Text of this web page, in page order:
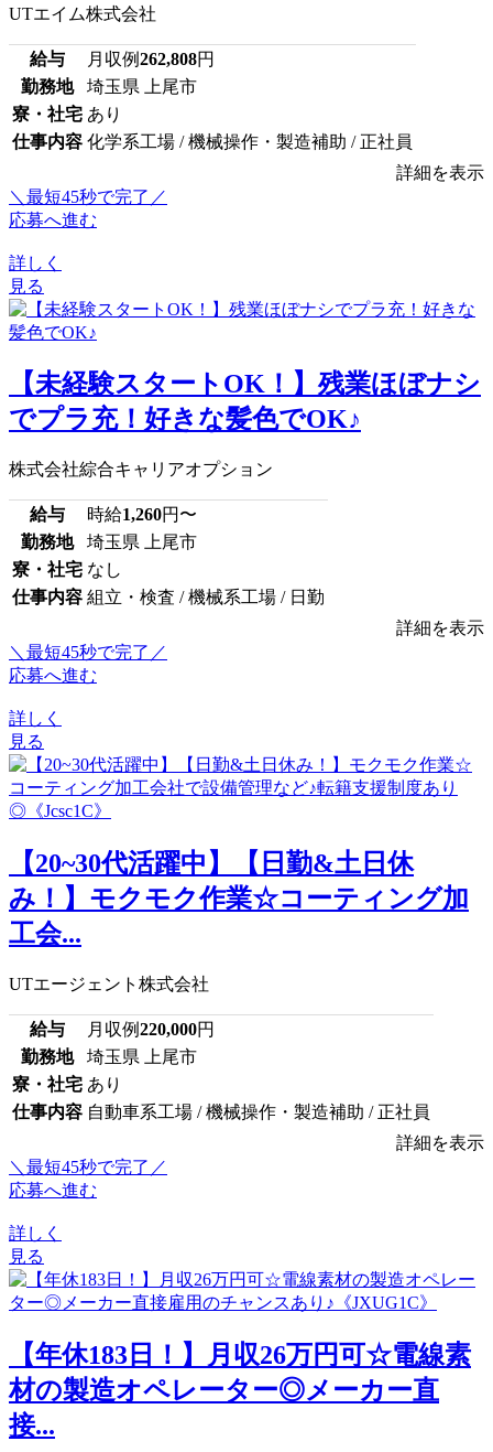
UTエイム株式会社
給与 月収例262,808円
勤務地
埼玉県 上尾市
寮・社宅 あり
仕事内容 化学系工場 / 機械操作・製造補助 / 正社員
詳細を表示
＼最短45秒で完了／
応募へ進む
詳しく
見る
【未経験スタートOK！】残業ほぼナシ
でプラ充！好きな髪色でOK♪
株式会社綜合キャリアオプション
給与 時給1,260円〜
勤務地
埼玉県 上尾市
寮・社宅 なし
仕事内容 組立・検査 / 機械系工場 / 日勤
詳細を表示
＼最短45秒で完了／
応募へ進む
詳しく
見る
【20~30代活躍中】【日勤&土日休
み！】モクモク作業☆コーティング加
工会...
UTエージェント株式会社
給与 月収例220,000円
勤務地
埼玉県 上尾市
寮・社宅 あり
仕事内容 自動車系工場 / 機械操作・製造補助 / 正社員
詳細を表示
＼最短45秒で完了／
応募へ進む
詳しく
見る
【年休183日！】月収26万円可☆電線素
材の製造オペレーター◎メーカー直
接...